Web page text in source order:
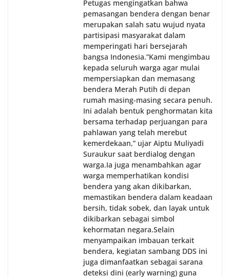
Petugas mengingatkan bahwa
pemasangan bendera dengan benar
merupakan salah satu wujud nyata
partisipasi masyarakat dalam
memperingati hari bersejarah
bangsa Indonesia.‎‎”Kami mengimbau
kepada seluruh warga agar mulai
mempersiapkan dan memasang
bendera Merah Putih di depan
rumah masing-masing secara penuh.
Ini adalah bentuk penghormatan kita
bersama terhadap perjuangan para
pahlawan yang telah merebut
kemerdekaan,” ujar Aiptu Muliyadi
Suraukur saat berdialog dengan
warga.‎‎Ia juga menambahkan agar
warga memperhatikan kondisi
bendera yang akan dikibarkan,
memastikan bendera dalam keadaan
bersih, tidak sobek, dan layak untuk
dikibarkan sebagai simbol
kehormatan negara.‎‎‎Selain
menyampaikan imbauan terkait
bendera, kegiatan sambang DDS ini
juga dimanfaatkan sebagai sarana
deteksi dini (early warning) guna